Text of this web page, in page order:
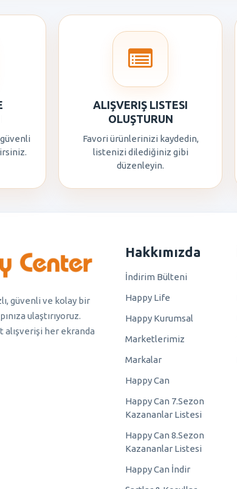
ALIŞVERIŞ LISTESI
OLUŞTURUN
Favori ürünlerinizi kaydedin,
listenizi dilediğiniz gibi
düzenleyin.
güvenli ve kolay bir
ulaştırıyoruz.
alışverişi her ekranda
Hakkımızda
İndirim Bülteni
Happy Life
Happy Kurumsal
Marketlerimiz
Markalar
Happy Can
Happy Can 7.Sezon
Kazananlar Listesi
Happy Can 8.Sezon
Kazananlar Listesi
Happy Can İndir